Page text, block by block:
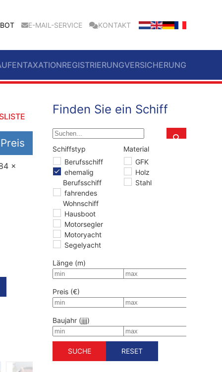
E-MAIL-SERVICE KONTAKT
TAXATIONREGISTRIERUNGVERSICHERUNG
x
Finden Sie ein Schiff
Schiffstyp
Schiffstyp
Berufsschiff
ehemalig
Berufsschiff
fahrendes
Wohnschiff
Hausboot
Motorsegler
Motoryacht
Segelyacht
Material
Material
GFK
Holz
Stahl
Länge (m)
Preis (€)
Baujahr (jjjj)
SUCHE RESET